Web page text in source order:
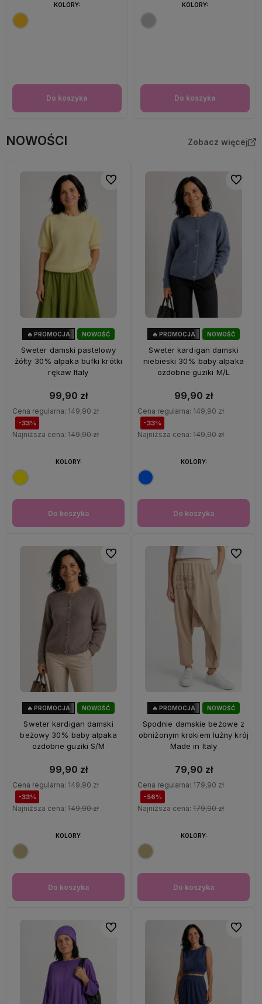
Do koszyka
KOLORY:
Do koszyka
KOLORY:
NOWOŚCI Zobacz więcej
NOWOŚĆ
🔥 PROMOCJA
Sweter damski pastelowy
żółty 30% alpaka bufki krótki
rękaw Italy
99,90 zł
Cena regularna: 149,90 zł
-33%
Najniższa cena: 149,90 zł
Do koszyka
KOLORY:
Do ulubionych
NOWOŚĆ
🔥 PROMOCJA
Sweter kardigan damski
niebieski 30% baby alpaka
ozdobne guziki M/L
99,90 zł
Cena regularna: 149,90 zł
-33%
Najniższa cena: 149,90 zł
Do koszyka
KOLORY:
Do
NOWOŚĆ
🔥 PROMOCJA
Sweter kardigan damski
beżowy 30% baby alpaka
ozdobne guziki S/M
99,90 zł
Cena regularna: 149,90 zł
-33%
Najniższa cena: 149,90 zł
Do koszyka
KOLORY:
Do ulubionych
NOWOŚĆ
🔥 PROMOCJA
Spodnie damskie beżowe z
obniżonym krokiem luźny krój
Made in Italy
79,90 zł
Cena regularna: 179,90 zł
-56%
Najniższa cena: 179,90 zł
Do koszyka
KOLORY:
Do
Do ulubionych Do